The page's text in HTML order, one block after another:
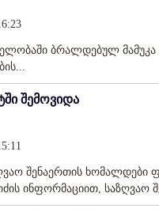
ბრალდებულ
შემოვიდა
შენაერთის
ინფორმაციით, საზღვაო